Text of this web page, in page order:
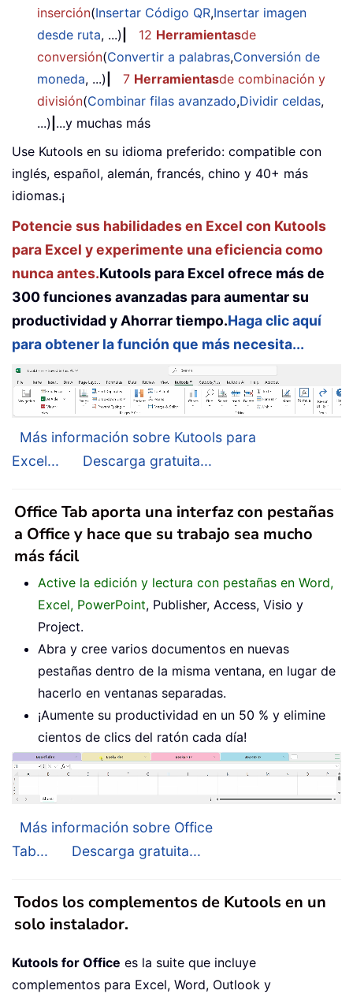
inserción(Insertar Código QR,Insertar imagen
desde ruta, ...) 12 Herramientasde
conversión(Convertir a palabras,Conversión de
moneda, ...) 7 Herramientasde combinación y
división(Combinar filas avanzado,Dividir celdas,
...) ...y muchas más
Use Kutools en su idioma preferido: compatible con
inglés, español, alemán, francés, chino y 40+ más
idiomas.¡
Potencie sus habilidades en Excel con Kutools
para Excel y experimente una eficiencia como
nunca antes.Kutools para Excel ofrece más de
300 funciones avanzadas para aumentar su
productividad y Ahorrar tiempo.Haga clic aquí
para obtener la función que más necesita...
Más información sobre Kutools para
Excel...
Descarga gratuita...
Office Tab aporta una interfaz con pestañas
a Office y hace que su trabajo sea mucho
más fácil
Active la edición y lectura con pestañas en Word,
Excel, PowerPoint, Publisher, Access, Visio y
Project.
Abra y cree varios documentos en nuevas
pestañas dentro de la misma ventana, en lugar de
hacerlo en ventanas separadas.
¡Aumente su productividad en un 50 % y elimine
cientos de clics del ratón cada día!
Más información sobre Office
Tab...
Descarga gratuita...
Todos los complementos de Kutools en un
solo instalador.
Kutools for Office es la suite que incluye
complementos para Excel, Word, Outlook y